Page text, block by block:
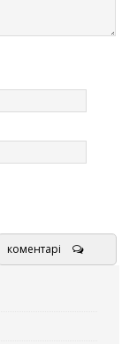
коментарі